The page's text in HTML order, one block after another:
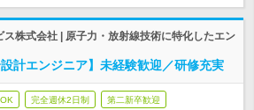
株式会社 | 原子力・放射線技術に特化したエン
計エンジニア】未経験歓迎／研修充実
完全週休2日制 第二新卒歓迎